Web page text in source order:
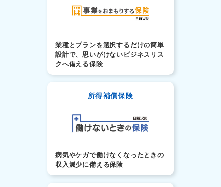
業種とプランを選択するだけの簡単
設計で、思いがけないビジネスリス
クへ備える保険
所得補償保険
病気やケガで働けなくなったときの
収入減少に備える保険